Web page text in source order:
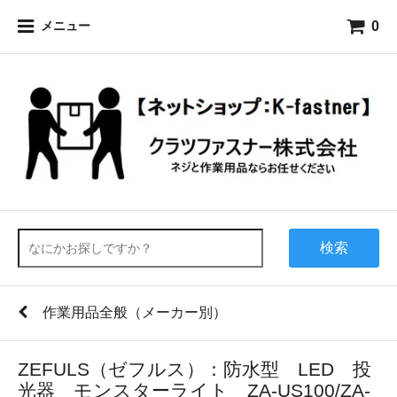
メニュー 0
検索
作業用品全般（メーカー別）
ZEFULS（ゼフルス）：防水型 LED 投
光器 モンスターライト ZA-US100/ZA-